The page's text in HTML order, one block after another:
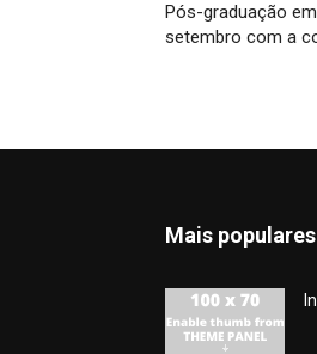
Pós-graduação
setembro com a
Mais populares